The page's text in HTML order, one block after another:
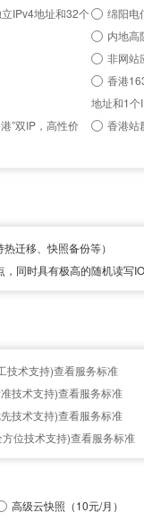
IPv4地址和32个
绵阳电
内地高
非网站
香港
地址和1个
”双IP，高性价
香港站
迁移、快照备份等）
，同时具有极高的随机读写
技术支持)查看服务标准
技术支持)查看服务标准
技术支持)查看服务标准
位技术支持)查看服务标准
高级云快照（10元/月）